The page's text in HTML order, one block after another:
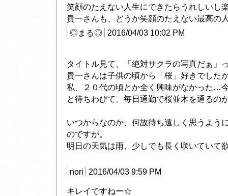
笑顔のたえない人生にできたらうれしいし
貴一さんも、どうか笑顔のたえない最高の
◎まる◎
2016/04/03 10:02 PM
タイトル見て、「絶対サクラの写真だぁ」
貴一さんは子供の頃から「桜」好きでした
私、２０代の頃とか全く興味がなかった…
と待ちわびて、毎日通勤で桜並木を通るの
いつからなのか、何故待ち遠しく思うよう
のですが。
明日の天気は雨、少しでも長く咲いていて
nori 2016/04/03 9:59 PM
キレイですねー☆